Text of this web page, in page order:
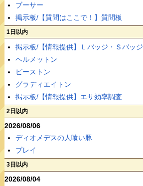
ブーサー
掲示板/【質問はここで！】質問板
1日以内
掲示板/【情報提供】Ｌバッジ・Ｓバッジ
ヘルメットン
ビーストン
グラディエイトン
掲示板/【情報提供】エサ効率調査
2日以内
2026/08/06
ディオメデスの人喰い豚
ブレイ
3日以内
2026/08/04